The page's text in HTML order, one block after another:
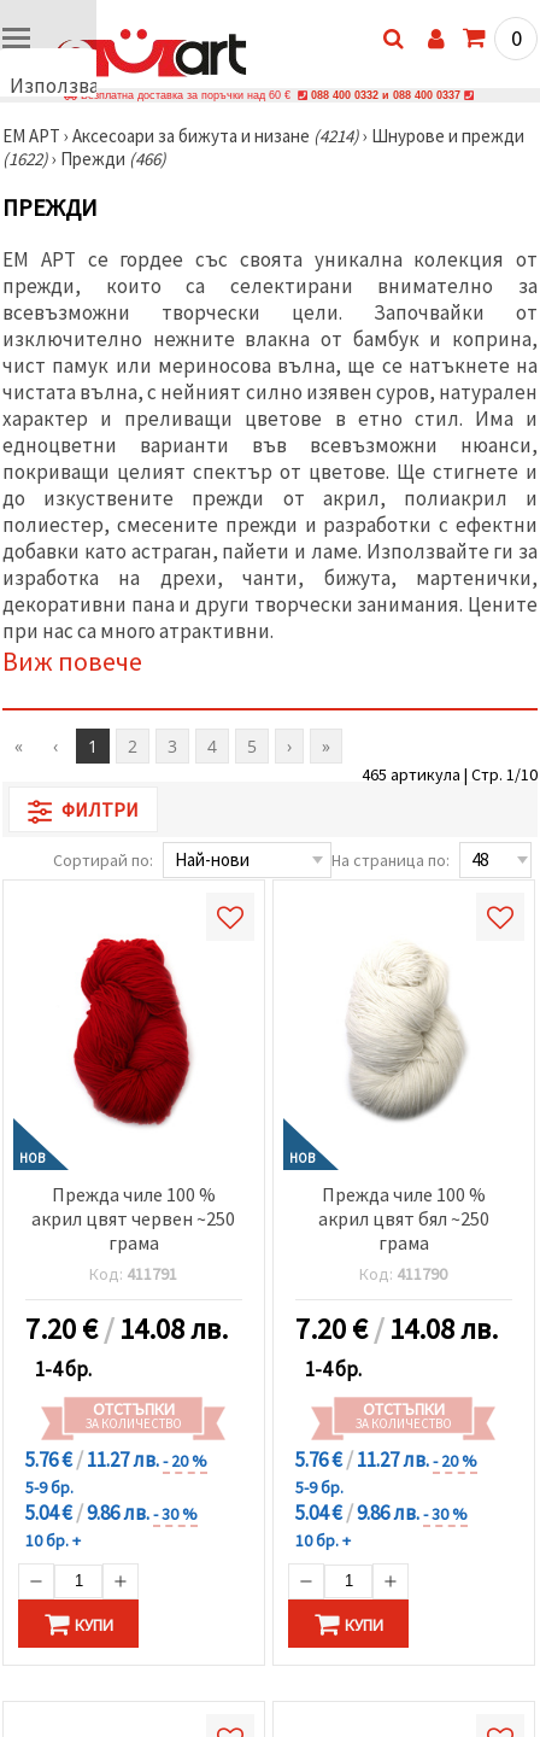
Използваме
🍪
Използваме
и подобни
технологии,
осигурим
правилната
работа на
сайта, да
подобрим
изживяване
и, с твое
съгласие,
да
анализираме
трафика и
да
показваме
по-
релевантно
съдържание
и реклами,
включително
с помощта
на наши
партньори
и
Можеш да
използваме
"бисквитки"
предпочитанията
"Настройки",
вид
"бисквитки"
и кликнеш
"Запази"
Настройки
на
бисквитките
0
Безплатна доставка за поръчки над 60 € 088 400 0332 и 088 400 0337
ЕМ АРТ › Аксесоари за бижута и низане (4214)› Шнурове и прежди
(1622)› Прежди (466)
ПРЕЖДИ
ЕМ АРТ се гордее със своята уникална колекция от
прежди, които са селектирани внимателно за
всевъзможни творчески цели. Започвайки от
изключително нежните влакна от бамбук и коприна,
чист памук или мериносова вълна, ще се натъкнете на
чистата вълна, с нейният силно изявен суров, натурален
характер и преливащи цветове в етно стил. Има и
едноцветни варианти във всевъзможни нюанси,
покриващи целият спектър от цветове. Ще стигнете и
до изкуствените прежди от акрил, полиакрил и
полиестер, смесените прежди и разработки с ефектни
добавки като астраган, пайети и ламе. Използвайте ги за
изработка на дрехи, чанти, бижута, мартенички,
декоративни пана и други творчески занимания. Цените
при нас са много атрактивни.
Виж повече
« ‹ 1 2 3 4 5 › »
465 артикула | Стр. 1/10
ФИЛТРИ
Сортирай по: На страница по:
НОВ
Прежда чиле 100 %
акрил цвят червен ~250
грама
Код: 411791
7.20€/14.08 лв.
1-4 бр.
ОТСТЪПКИ
ЗА КОЛИЧЕСТВО
5.76 €/11.27 лв.- 20 %
5-9 бр.
5.04 €/9.86 лв.- 30 %
10 бр. +
КУПИ
НОВ
Прежда чиле 100 %
акрил цвят бял ~250
грама
Код: 411790
7.20€/14.08 лв.
1-4 бр.
ОТСТЪПКИ
ЗА КОЛИЧЕСТВО
5.76 €/11.27 лв.- 20 %
5-9 бр.
5.04 €/9.86 лв.- 30 %
10 бр. +
КУПИ